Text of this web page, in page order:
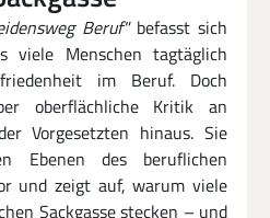
Beruf" befasst sich
viele Menschen tagtäglich
im Beruf. Doch
oberflächliche Kritik an
Vorgesetzten hinaus. Sie
Ebenen des beruflichen
und zeigt auf, warum viele
Sackgasse stecken – und